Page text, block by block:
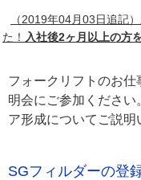
（2019年04月03日追記）
た！ 入社後2ヶ月以上の方
フォークリフトのお
明会にご参加ください
ア形成についてご説明
SGフィルダーの登